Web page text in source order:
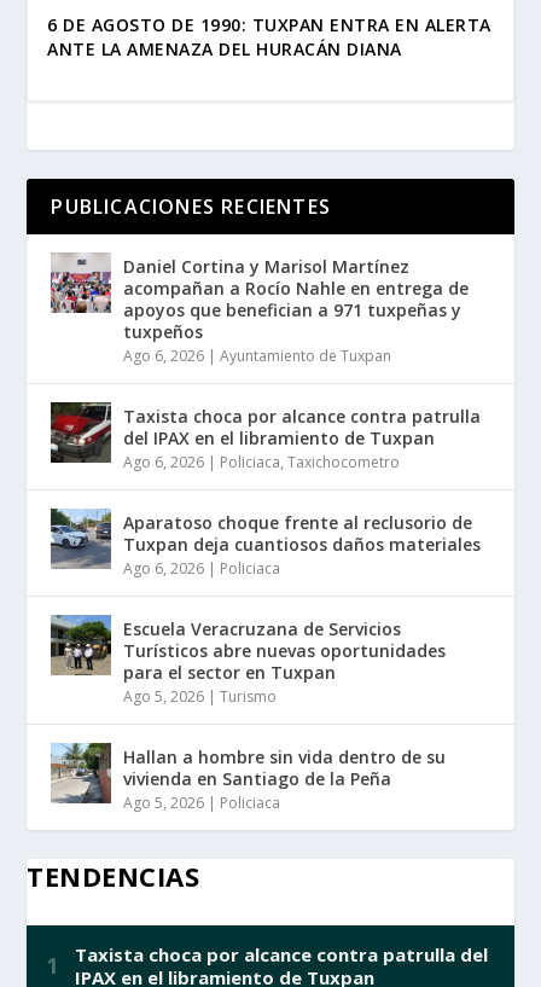
6 DE AGOSTO DE 1990: TUXPAN ENTRA EN ALERTA
ANTE LA AMENAZA DEL HURACÁN DIANA
PUBLICACIONES RECIENTES
Daniel Cortina y Marisol Martínez
acompañan a Rocío Nahle en entrega de
apoyos que benefician a 971 tuxpeñas y
tuxpeños
Ago 6, 2026 |Ayuntamiento de Tuxpan
Taxista choca por alcance contra patrulla
del IPAX en el libramiento de Tuxpan
Ago 6, 2026 | Policiaca,Taxichocometro
Aparatoso choque frente al reclusorio de
Tuxpan deja cuantiosos daños materiales
Ago 6, 2026 | Policiaca
Escuela Veracruzana de Servicios
Turísticos abre nuevas oportunidades
para el sector en Tuxpan
Ago 5, 2026 |Turismo
Hallan a hombre sin vida dentro de su
vivienda en Santiago de la Peña
Ago 5, 2026 | Policiaca
TENDENCIAS